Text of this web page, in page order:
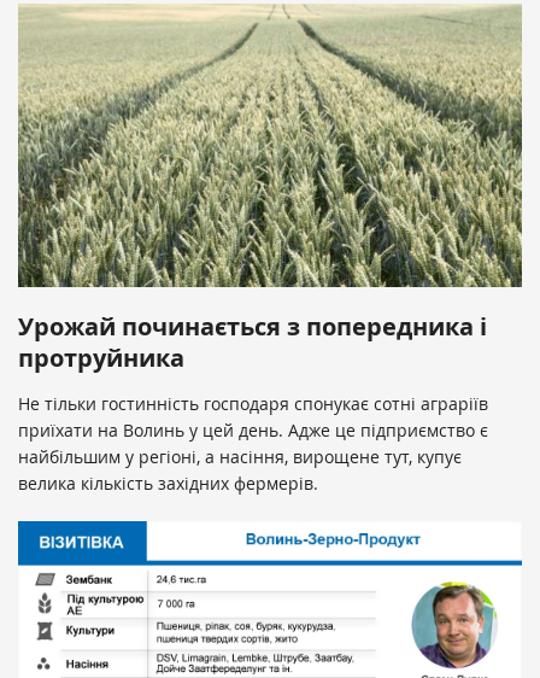
Урожай починається з попередника і
протруйника
Не тільки гостинність господаря спонукає сотні аграріїв
приїхати на Волинь у цей день. Адже це підприємство є
найбільшим у регіоні, а насіння, вирощене тут, купує
велика кількість західних фермерів.